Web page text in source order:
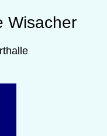
Wisacher